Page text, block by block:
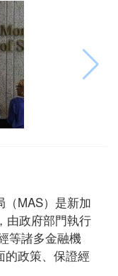
n
MAS）是新加
由政府部門執行
等諸多金融機
的政策、保證經